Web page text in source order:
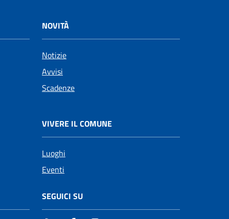
NOVITÀ
Notizie
Avvisi
Scadenze
VIVERE IL COMUNE
Luoghi
Eventi
SEGUICI SU